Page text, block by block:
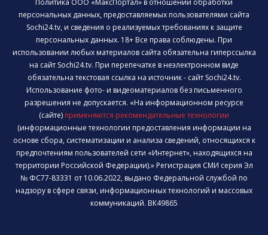
Политика ООО «МаксПортал» в отношении обработки
персональных данных, предоставляемых пользователями сайта
Sochi24.tv, и сведения о реализуемых требованиях к защите
персональных данных. 18+ Все права соблюдены. При
использовании любых материалов сайта обязательна гиперссылка
на сайт Sochi24.tv. При перепечатке в неэлектронном виде
обязательна текстовая ссылка на источник - сайт Sochi24.tv.
Использование фото- и видеоматериалов без письменного
разрешения не допускается. «На информационном ресурсе
(сайте) применяются рекомендательные технологии
(информационные технологии предоставления информации на
основе сбора, систематизации и анализа сведений, относящихся к
предпочтениям пользователей сети «Интернет», находящихся на
территории Российской Федерации).» Регистрация СМИ серия Эл
№ ФС77-83331 от 10.06.2022, выдано Федеральной службой по
надзору в сфере связи, информационных технологий и массовых
коммуникаций. ВК49865